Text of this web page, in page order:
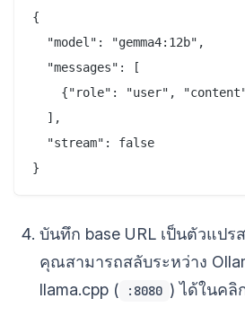
{
  "model": "gemma4:12b",
  "messages": [
{"role": "user",
  ],
  "stream": false
บันทึก base URL เป็นตัวแป
คุณสามารถสลับระหว่าง
llama.cpp (
:8080 ) ได้ในคลิ